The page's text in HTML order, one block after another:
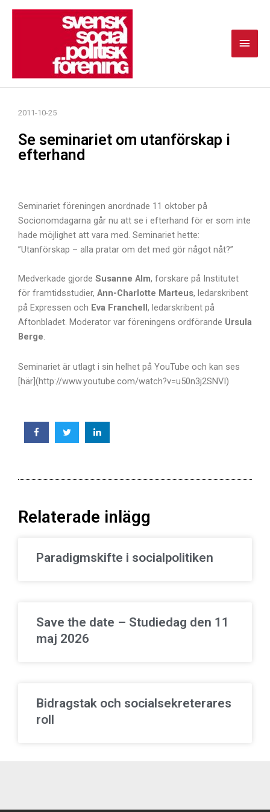
Hoppa
2011-10-25
Se seminariet om utanförskap i
efterhand
Seminariet föreningen anordnade 11 oktober på
Socionomdagarna går nu att se i efterhand för er som inte
hade möjlighet att vara med. Seminariet hette:
”Utanförskap – alla pratar om det med gör något nåt?”
Medverkade gjorde Susanne Alm, forskare på Institutet
för framtidsstudier, Ann-Charlotte Marteus, ledarskribent
på Expressen och Eva Franchell, ledarskribent på
Aftonbladet. Moderator var föreningens ordförande Ursula
Berge.
Seminariet är utlagt i sin helhet på YouTube och kan ses
[här](http://www.youtube.com/watch?v=u50n3j2SNVI)
Relaterade inlägg
Paradigmskifte i socialpolitiken
Save the date – Studiedag den 11
maj 2026
Bidragstak och socialsekreterares
roll